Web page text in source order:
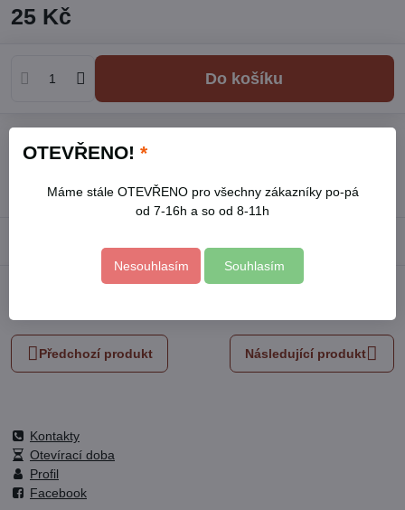
25 Kč
Do košíku
Výrobce:EXTOL PREMIUM
mail
Předchozí produkt Následující produkt
Kontakty
Otevírací doba
Profil
Facebook
OTEVŘENO! *
Máme stále OTEVŘENO pro všechny zákazníky po-pá
od 7-16h a so od 8-11h
Nesouhlasím Souhlasím